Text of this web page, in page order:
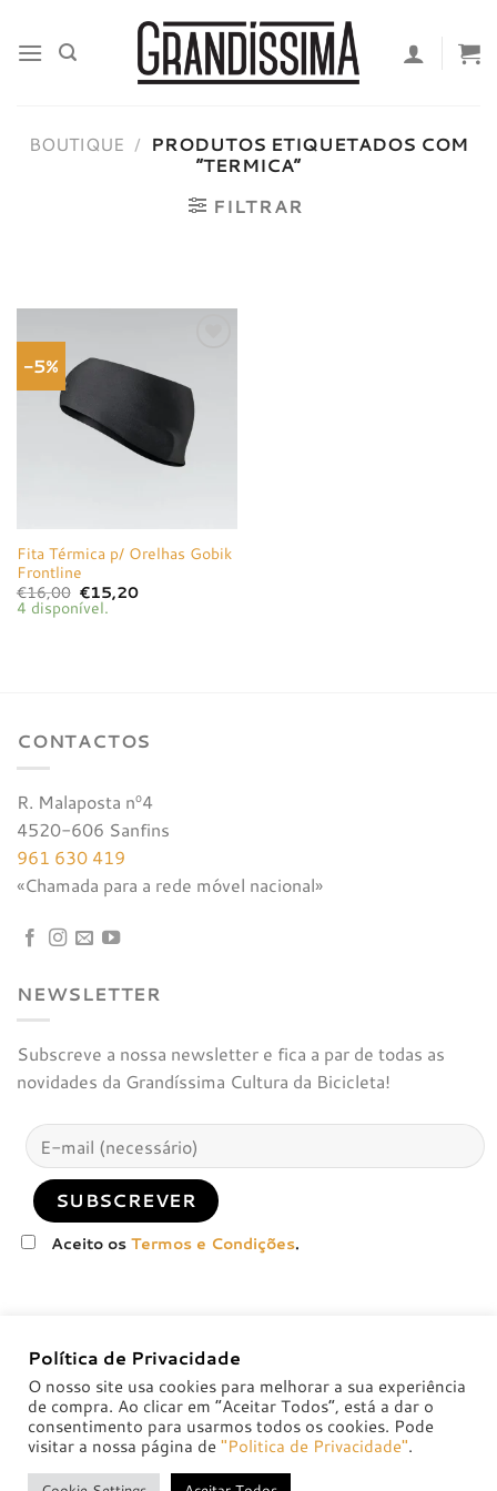
content
BOUTIQUE / PRODUTOS ETIQUETADOS COM
“TERMICA”
FILTRAR
-5%
à lista de
desejos
Fita Térmica p/ Orelhas Gobik
Frontline
€16,00 O
preço
original
€15,20O
4 disponível.
CONTACTOS
R. Malaposta nº4
4520-606 Sanfins
961 630 419
«Chamada para a rede móvel nacional»
NEWSLETTER
Subscreve a nossa newsletter e fica a par de todas as
novidades da Grandíssima Cultura da Bicicleta!
Aceito osTermos e Condições.
POLÍTICAS DE TROCA E DEVOLUÇÃO
Política de Privacidade
O nosso site usa cookies para melhorar a sua experiência
de compra. Ao clicar em “Aceitar Todos”, está a dar o
consentimento para usarmos todos os cookies. Pode
visitar a nossa página de"Politica de Privacidade".